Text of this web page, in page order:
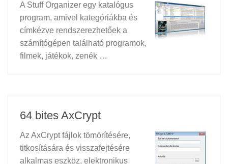
A Stuff Organizer egy katalógus
program, amivel kategóriákba és
címkézve rendszerezhetőek a
számítógépen található programok,
filmek, játékok, zenék …
64 bites AxCrypt
Az AxCrypt fájlok tömörítésére,
titkosítására és visszafejtésére
alkalmas eszköz, elektronikus